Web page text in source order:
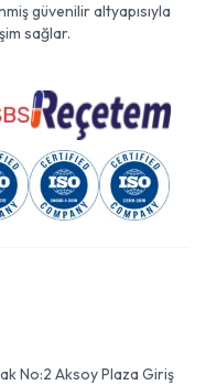
güvenilir altyapısıyla
sağlar.
No:2 Aksoy Plaza Giriş